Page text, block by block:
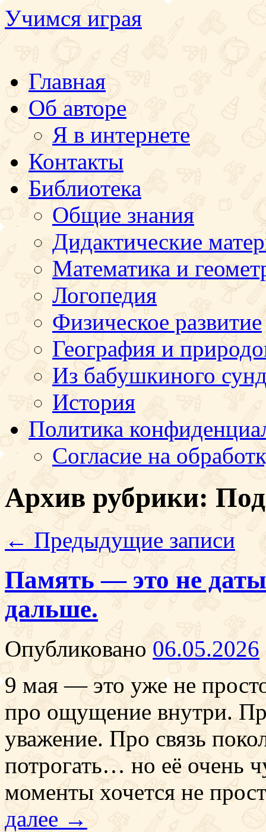
Учимся играя
Перейти
содержимому
Главная
Об авторе
Я в интернете
Контакты
Библиотека
Общие знания
Дидактические
Математика и
Логопедия
Физическое развитие
География и
Из бабушкиного
История
Политика
Согласие на
Архив рубрики:
← Предыдущие записи
Память — это не
дальше.
Опубликовано 06.05.2026
9 мая — это уже не
про ощущение внутри.
уважение. Про связь
потрогать… но её очень
моменты хочется не
далее →